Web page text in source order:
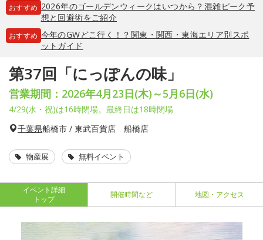
おすすめ 2026年のゴールデンウィークはいつから？混雑ピーク予
想と回避術をご紹介
おすすめ 今年のGWどこ行く！？関東・関西・東海エリア別スポ
ットガイド
第37回「にっぽんの味」
営業期間：2026年4月23日(木)～5月6日(水)
4/29(水・祝)は16時閉場。最終日は18時閉場
千葉県船橋市 / 東武百貨店 船橋店
物産展 無料イベント
イベント詳細
トップ
開催時間など 地図・アクセス